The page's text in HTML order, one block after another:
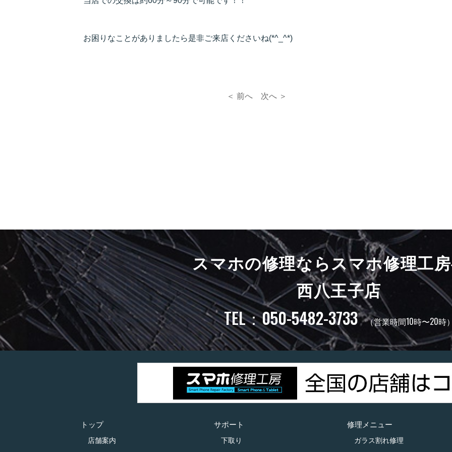
お困りなことがありましたら是非ご来店くださいね(*^_^*)
＜ 前へ 次へ ＞
スマホの修理ならスマホ修理工
西八王子店
TEL：050-5482-3733 （営業時間10時〜20時
トップ
店舗案内
サポート
下取り
修理メニュー
ガラス割れ修理